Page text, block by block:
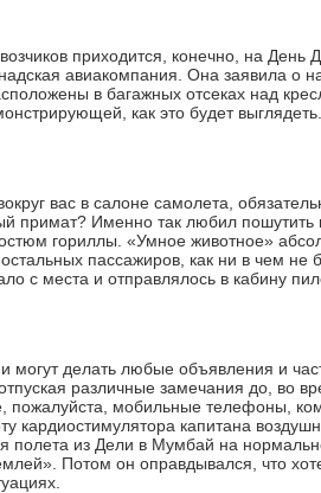
приходится, конечно, на День
авиакомпания. Она заявила о
в багажных отсеках над
как это будет выглядеть.
вас в салоне самолета,
примат? Именно так любил пошутить
гориллы. «Умное животное»
пассажиров, как ни в чем не
с места и отправлялось в кабину
могут делать любые объявления и
различные замечания до, во
пожалуйста, мобильные телефоны,
кардиостимулятора капитана
полета из Дели в Мумбай на
Потом он оправдывался, что